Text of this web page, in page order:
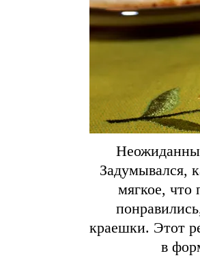
Задумывался,
мягкое, что
краешки. Этот
в